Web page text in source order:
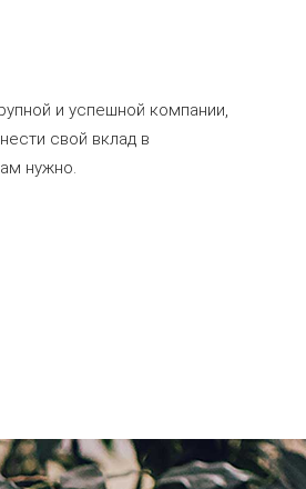
и успешной компании,
свой вклад в
нужно.